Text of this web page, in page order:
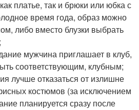
платье, так и брюки или юбка с
время года, образ можно
либо вместо блузки выбрать
мужчина приглашает в клуб,
соответствующим, клубным;
лучше отказаться от излишне
костюмов (за исключением
планируется сразу после